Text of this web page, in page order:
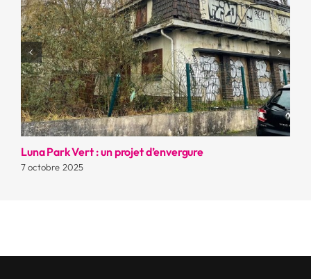
Luna Park Vert : un projet d’envergure
7 octobre 2025